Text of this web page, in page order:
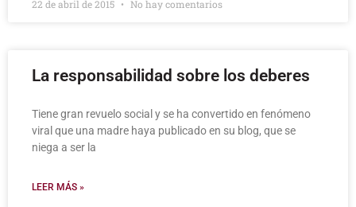
22 de abril de 2015 No hay comentarios
La responsabilidad sobre los deberes
Tiene gran revuelo social y se ha convertido en fenómeno
viral que una madre haya publicado en su blog, que se
niega a ser la
LEER MÁS »